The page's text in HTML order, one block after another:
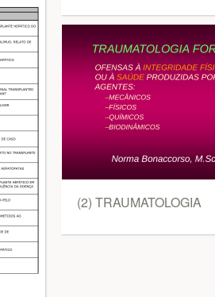
(2) TRAUMATOLOGIA